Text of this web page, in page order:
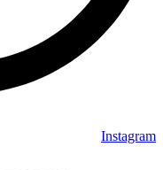
Instagram